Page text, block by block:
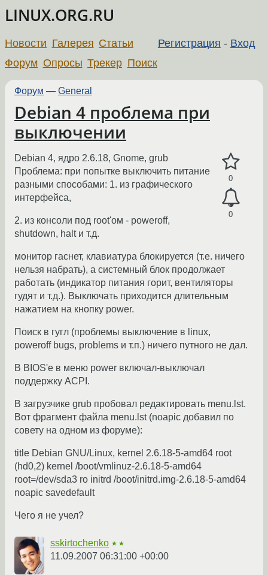
LINUX.ORG.RU
Регистрация - Вход
Новости Галерея Статьи
Форум Опросы Трекер Поиск
Форум — General
Debian 4 проблема при
выключении
0
0
Debian 4, ядро 2.6.18, Gnome, grub
Проблема: при попытке выключить питание
разными способами: 1. из графического
интерфейса,
2. из консоли под root'ом - poweroff,
shutdown, halt и т.д.
монитор гаснет, клавиатура блокируется (т.е. ничего
нельзя набрать), а системный блок продолжает
работать (индикатор питания горит, вентиляторы
гудят и т.д.). Выключать приходится длительным
нажатием на кнопку power.
Поиск в гугл (проблемы выключение в linux,
poweroff bugs, problems и т.п.) ничего путного не дал.
В BIOS'е в меню power включал-выключал
поддержку ACPI.
В загрузчике grub пробовал редактировать menu.lst.
Вот фрагмент файла menu.lst (noapic добавил по
совету на одном из форуме):
title Debian GNU/Linux, kernel 2.6.18-5-amd64 root
(hd0,2) kernel /boot/vmlinuz-2.6.18-5-amd64
root=/dev/sda3 ro initrd /boot/initrd.img-2.6.18-5-amd64
noapic savedefault
Чего я не учел?
sskirtochenko ★★
11.09.2007 06:31:00 +00:00